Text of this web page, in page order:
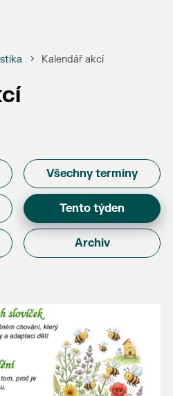
Kalendář akcí
Všechny termíny
Tento týden
Archiv